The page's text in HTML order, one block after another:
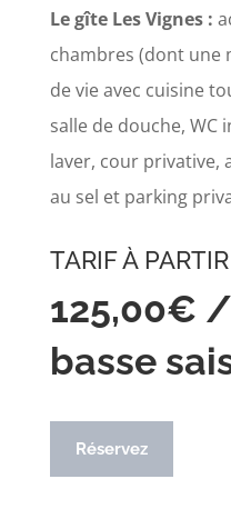
Le gîte Les Vignes :
chambres (dont une
de vie avec cuisine
salle de douche, WC
laver, cour privative,
au sel et parking
TARIF À
125,00€
basse
Réservez